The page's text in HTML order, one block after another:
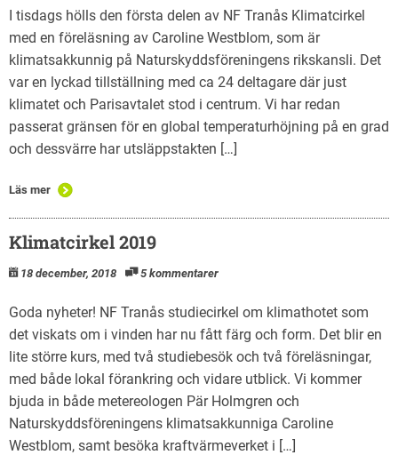
I tisdags hölls den första delen av NF Tranås Klimatcirkel
med en föreläsning av Caroline Westblom, som är
klimatsakkunnig på Naturskyddsföreningens rikskansli. Det
var en lyckad tillställning med ca 24 deltagare där just
klimatet och Parisavtalet stod i centrum. Vi har redan
passerat gränsen för en global temperaturhöjning på en grad
och dessvärre har utsläppstakten […]
Läs mer
Klimatcirkel 2019
18 december, 2018 5 kommentarer
Goda nyheter! NF Tranås studiecirkel om klimathotet som
det viskats om i vinden har nu fått färg och form. Det blir en
lite större kurs, med två studiebesök och två föreläsningar,
med både lokal förankring och vidare utblick. Vi kommer
bjuda in både metereologen Pär Holmgren och
Naturskyddsföreningens klimatsakkunniga Caroline
Westblom, samt besöka kraftvärmeverket i […]